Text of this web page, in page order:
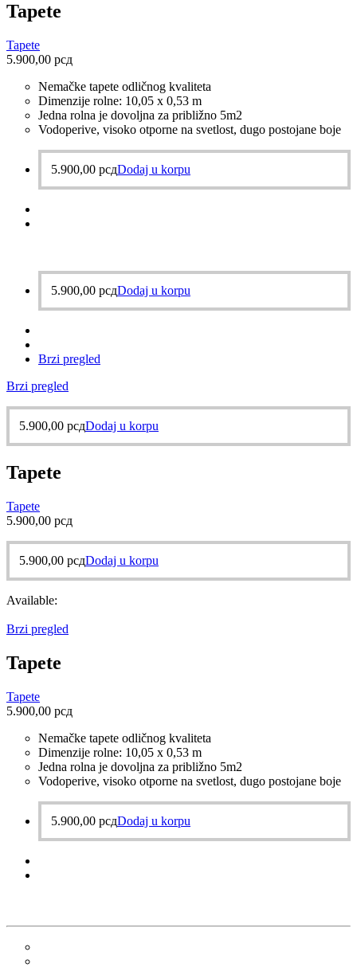
Tapete
Tapete
5.900,00 рсд
Nemačke tapete odličnog kvaliteta
Dimenzije rolne: 10,05 x 0,53 m
Jedna rolna je dovoljna za približno 5m2
Vodoperive, visoko otporne na svetlost, dugo postojane boje
5.900,00 рсдDodaj u korpu
5.900,00 рсдDodaj u korpu
Brzi pregled
Brzi pregled
5.900,00 рсдDodaj u korpu
Tapete
Tapete
5.900,00 рсд
5.900,00 рсдDodaj u korpu
Available:
Brzi pregled
Tapete
Tapete
5.900,00 рсд
Nemačke tapete odličnog kvaliteta
Dimenzije rolne: 10,05 x 0,53 m
Jedna rolna je dovoljna za približno 5m2
Vodoperive, visoko otporne na svetlost, dugo postojane boje
5.900,00 рсдDodaj u korpu